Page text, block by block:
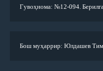
Гувоҳнома: №12-094.
Бош муҳаррир: Юлдашев